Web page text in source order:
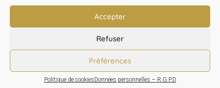
Accepter
Refuser
Préférences
Politique de cookiesDonnées personnelles – R.G.P.D